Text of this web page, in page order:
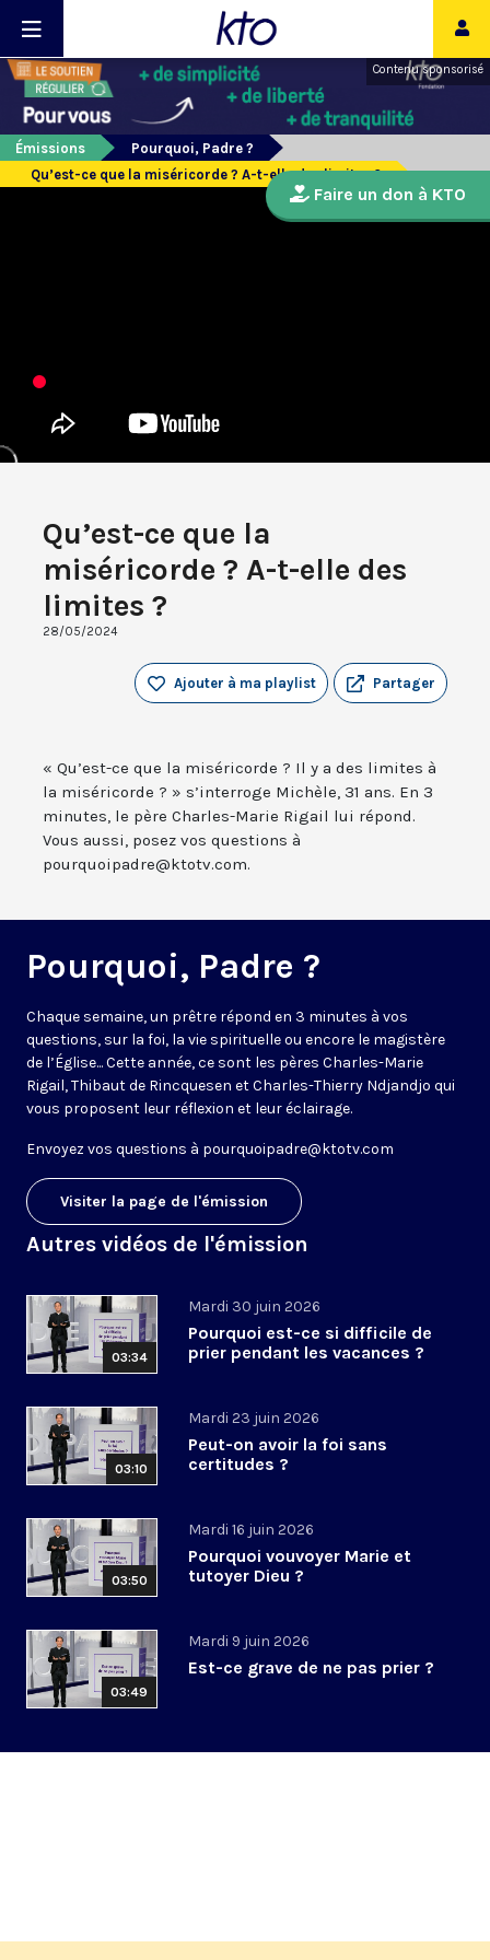
Contenu sponsorisé
Émissions
Pourquoi, Padre ?
Qu’est-ce que la miséricorde ? A-t-elle des limites ?
Qu’est-ce que la
miséricorde ? A-t-elle des
limites ?
28/05/2024
Partager
Ajouter à ma playlist
« Qu’est-ce que la miséricorde ? Il y a des limites à
la miséricorde ? » s’interroge Michèle, 31 ans. En 3
minutes, le père Charles-Marie Rigail lui répond.
Vous aussi, posez vos questions à
pourquoipadre@ktotv.com.
Pourquoi, Padre ?
Chaque semaine, un prêtre répond en 3 minutes à vos
questions, sur la foi, la vie spirituelle ou encore le magistère
de l’Église... Cette année, ce sont les pères Charles-Marie
Rigail, Thibaut de Rincquesen et Charles-Thierry Ndjandjo qui
vous proposent leur réflexion et leur éclairage.
Envoyez vos questions à pourquoipadre@ktotv.com
Visiter la page de l'émission
Autres vidéos de l'émission
03:34
Mardi 30 juin 2026
Pourquoi est-ce si difficile de
prier pendant les vacances ?
03:10
Mardi 23 juin 2026
Peut-on avoir la foi sans
certitudes ?
03:50
Mardi 16 juin 2026
Pourquoi vouvoyer Marie et
tutoyer Dieu ?
03:49
Mardi 9 juin 2026
Est-ce grave de ne pas prier ?
Faire un don à KTO